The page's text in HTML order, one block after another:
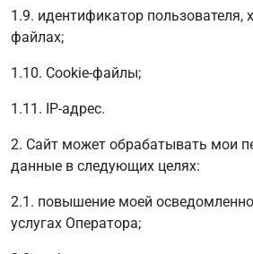
1.9. идентификатор пользователя,
файлах;
1.10. Cookie-файлы;
1.11. IP-адрес.
2. Сайт может обрабатывать мои
данные в следующих целях:
2.1. повышение моей
услугах Оператора;